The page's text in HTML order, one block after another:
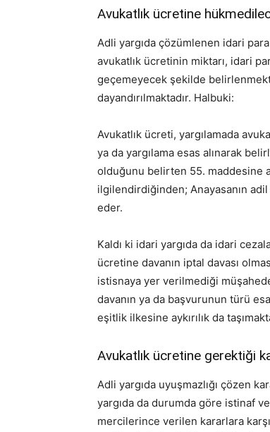
Avukatlık ücretine
Adli yargıda çözümlenen idari
avukatlık ücretinin miktarı, idari
geçemeyecek şekilde
dayandırılmaktadır. Halbuki:
Avukatlık ücreti, yargılamada
ya da yargılama esas alınarak
olduğunu belirten 55. maddesine
ilgilendirdiğinden; Anayasanın adil
eder.
Kaldı ki idari yargıda da idari
ücretine davanın iptal davası
istisnaya yer verilmediği
davanın ya da başvurunun türü
eşitlik ilkesine aykırılık da
Avukatlık ücretine gerektiği
Adli yargıda uyuşmazlığı çözen
yargıda da durumda göre istinaf
mercilerince verilen kararlara